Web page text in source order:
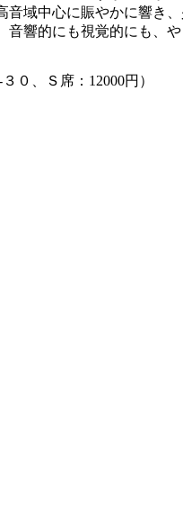
音域中心に賑やかに響き
音響的にも視覚的にも、
０、Ｓ席：12000円）